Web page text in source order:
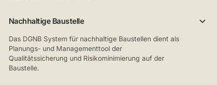
Nachhaltige Baustelle
Das DGNB System für nachhaltige Baustellen dient als
Planungs- und Managementtool der
Qualitätssicherung und Risikominimierung auf der
Baustelle.